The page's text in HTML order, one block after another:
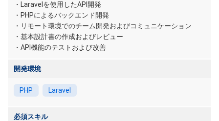
・Laravelを使用したAPI開発
・PHPによるバックエンド開発
・リモート環境でのチーム開発およびコミュニケーション
・基本設計書の作成およびレビュー
・API機能のテストおよび改善
開発環境
PHP Laravel
必須スキル